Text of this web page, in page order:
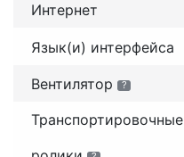
Интернет
Язык(и) интерфейса
Вентилятор ?
Транспортировочные